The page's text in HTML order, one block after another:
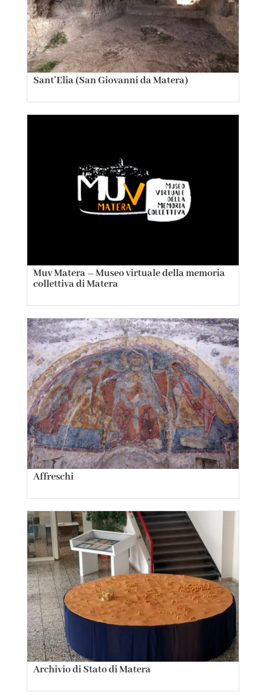
Sant’Elia (San Giovanni da Matera)
Muv Matera – Museo virtuale della memoria
collettiva di Matera
Affreschi
Archivio di Stato di Matera